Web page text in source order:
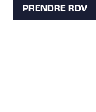
PRENDRE RDV